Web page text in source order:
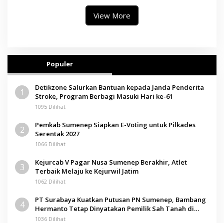
View More
Populer
1
Detikzone Salurkan Bantuan kepada Janda Penderita
Stroke, Program Berbagi Masuki Hari ke-61
1095 Dilihat
2
Pemkab Sumenep Siapkan E-Voting untuk Pilkades
Serentak 2027
1066 Dilihat
3
Kejurcab V Pagar Nusa Sumenep Berakhir, Atlet
Terbaik Melaju ke Kejurwil Jatim
1062 Dilihat
4
PT Surabaya Kuatkan Putusan PN Sumenep, Bambang
Hermanto Tetap Dinyatakan Pemilik Sah Tanah di
Pamolokan
1036 Dilihat